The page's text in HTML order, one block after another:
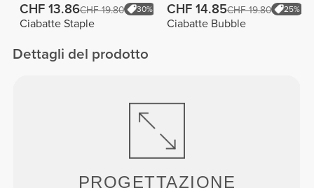
CHF 13.86CHF 19.80 30%
Ciabatte Staple
CHF 14.85CHF 19.80 25%
Ciabatte Bubble
Dettagli del prodotto
PROGETTAZIONE